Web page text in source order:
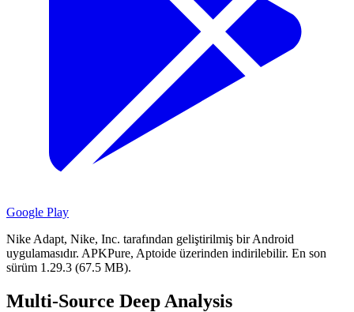
Google Play
Nike Adapt, Nike, Inc. tarafından geliştirilmiş bir Android
uygulamasıdır. APKPure, Aptoide üzerinden indirilebilir. En son
sürüm 1.29.3 (67.5 MB).
Multi-Source Deep Analysis